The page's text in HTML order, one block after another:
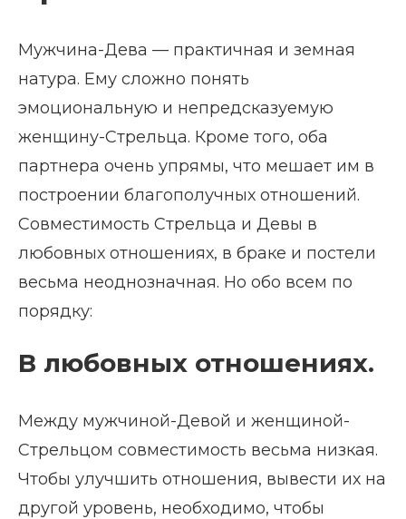
Мужчина-Дева — практичная и земная
натура. Ему сложно понять
эмоциональную и непредсказуемую
женщину-Стрельца. Кроме того, оба
партнера очень упрямы, что мешает им в
построении благополучных отношений.
Совместимость Стрельца и Девы в
любовных отношениях, в браке и постели
весьма неоднозначная. Но обо всем по
порядку:
В любовных отношениях.
Между мужчиной-Девой и женщиной-
Стрельцом совместимость весьма низкая.
Чтобы улучшить отношения, вывести их на
другой уровень, необходимо, чтобы